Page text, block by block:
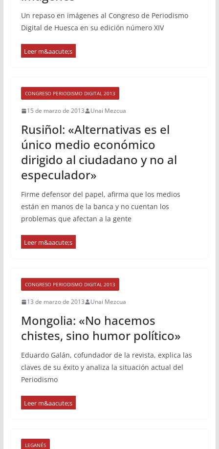
Un repaso en imágenes al Congreso de Periodismo
Digital de Huesca en su edición número XIV
CONGRESO PERIODISMO DIGITAL 2013
15 de marzo de 2013 Unai Mezcua
Rusiñol: «Alternativas es el
único medio económico
dirigido al ciudadano y no al
especulador»
Firme defensor del papel, afirma que los medios
están en manos de la banca y no cuentan los
problemas que afectan a la gente
CONGRESO PERIODISMO DIGITAL 2013
13 de marzo de 2013 Unai Mezcua
Mongolia: «No hacemos
chistes, sino humor político»
Eduardo Galán, cofundador de la revista, explica las
claves de su éxito y analiza la situación actual del
Periodismo
LEGANÉS